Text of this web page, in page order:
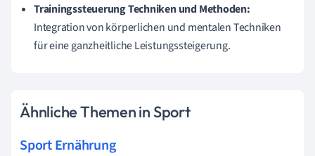
Trainingssteuerung Techniken und Methoden:
Integration von körperlichen und mentalen Techniken
für eine ganzheitliche Leistungssteigerung.
Ähnliche Themen in Sport
Sport Ernährung